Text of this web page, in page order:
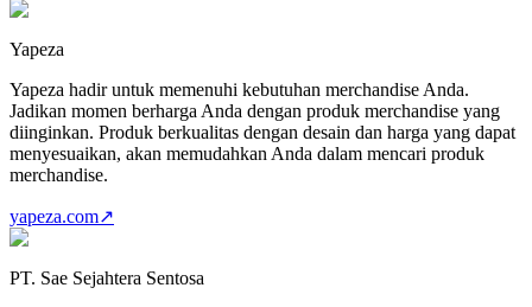
Yapeza
Yapeza hadir untuk memenuhi kebutuhan merchandise Anda.
Jadikan momen berharga Anda dengan produk merchandise yang
diinginkan. Produk berkualitas dengan desain dan harga yang dapat
menyesuaikan, akan memudahkan Anda dalam mencari produk
merchandise.
yapeza.com↗
PT. Sae Sejahtera Sentosa